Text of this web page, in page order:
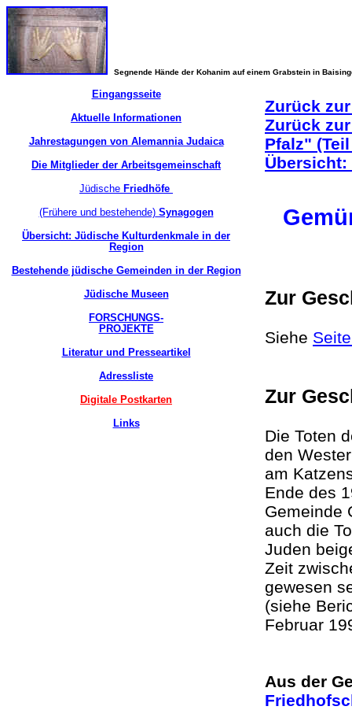
Segnende Hände der Kohanim auf einem Grabstein in
Eingangsseite
Aktuelle Informationen
Jahrestagungen von Alemannia Judaica
Die Mitglieder der Arbeitsgemeinschaft
Jüdische Friedhöfe
(Frühere und bestehende)Synagogen
Übersicht: Jüdische Kulturdenkmale in der
Region
Bestehende jüdische Gemeinden in der Region
Jüdische Museen
FORSCHUNGS-
PROJEKTE
Literatur und Presseartikel
Adressliste
Digitale Postkarten
Links
Zurück
Zurück
Pfalz"
Zur
Siehe
Zur
Die Toten
den
am
Ende des
Gemeinde
auch die
Juden
Zeit
gewesen
(siehe
Februar
Aus der